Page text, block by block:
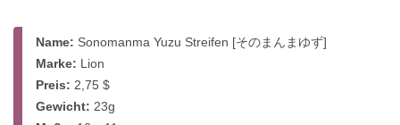
Name: Sonomanma Yuzu Streifen [そのまんまゆず]
Marke: Lion
Preis: 2,75 $
Gewicht: 23g